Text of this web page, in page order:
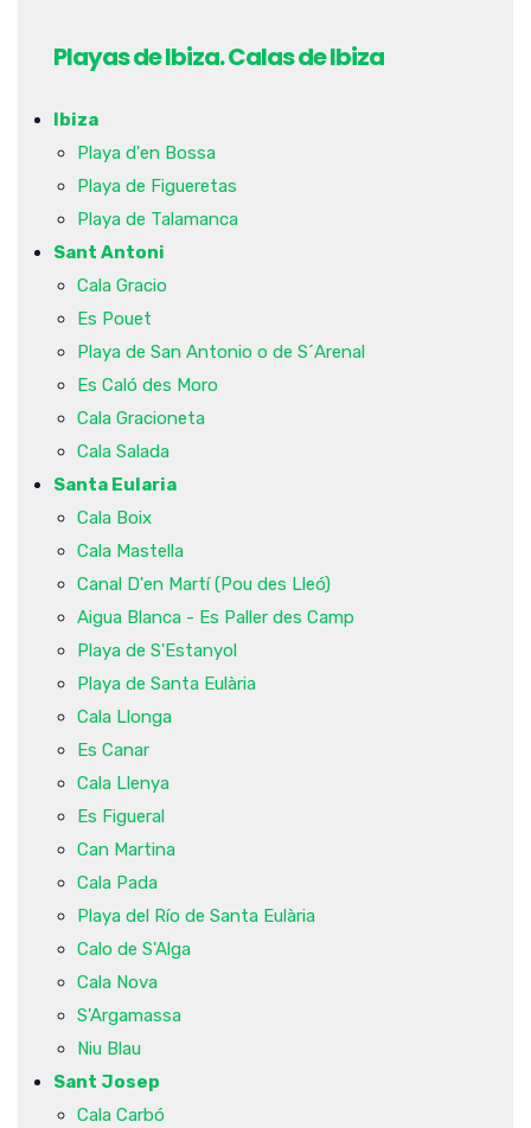
Playas de Ibiza. Calas de Ibiza
Ibiza
Playa d'en Bossa
Playa de Figueretas
Playa de Talamanca
Sant Antoni
Cala Gracio
Es Pouet
Playa de San Antonio o de S´Arenal
Es Caló des Moro
Cala Gracioneta
Cala Salada
Santa Eularia
Cala Boix
Cala Mastella
Canal D'en Martí (Pou des Lleó)
Aigua Blanca - Es Paller des Camp
Playa de S'Estanyol
Playa de Santa Eulària
Cala Llonga
Es Canar
Cala Llenya
Es Figueral
Can Martina
Cala Pada
Playa del Río de Santa Eulària
Calo de S'Alga
Cala Nova
S'Argamassa
Niu Blau
Sant Josep
Cala Carbó